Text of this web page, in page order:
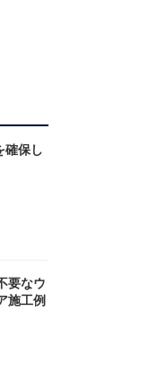
確保し
要なウ
施工例